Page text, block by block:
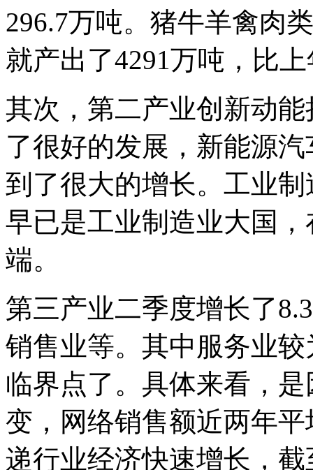
296.7万吨。猪牛羊禽肉
就产出了4291万吨，比
其次，第二产业创新动
了很好的发展，新能源
到了很大的增长。工业
早已是工业制造业大国
端。
第三产业二季度增长了
销售业等。其中服务业
临界点了。具体来看，
变，网络销售额近两年
递行业经济快速增长，